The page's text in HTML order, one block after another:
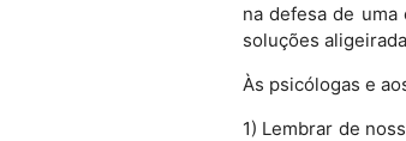
na defesa de
soluções
Às psicólogas e
1) Lembrar de